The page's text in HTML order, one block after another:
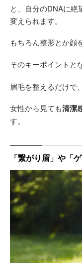
と、自分のDNAに絶
変えられます。
もちろん整形とか顔
そのキーポイントと
眉毛を整えるだけで
女性から見ても清潔
す。
「繋がり眉」や「